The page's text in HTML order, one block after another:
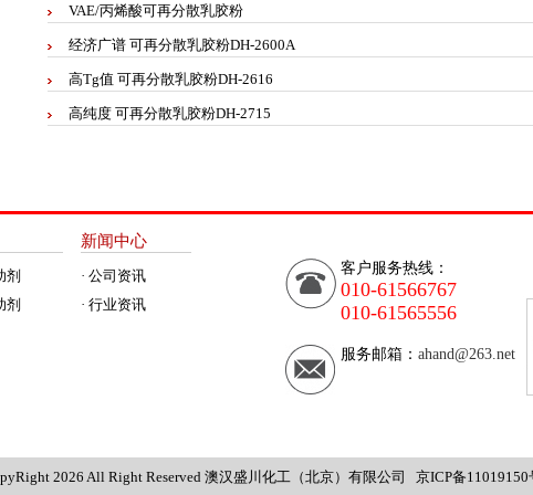
VAE/丙烯酸可再分散乳胶粉
经济广谱 可再分散乳胶粉DH-2600A
高Tg值 可再分散乳胶粉DH-2616
高纯度 可再分散乳胶粉DH-2715
剂
剂
新闻中心
· 公司资讯
· 行业资讯
客户服务热线：
010-61566767
010-61565556
服务邮箱： ahand@263.net
2026 All Right Reserved 澳汉盛川化工（北京）有限公司 京ICP备11019150